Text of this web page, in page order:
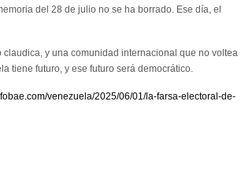
del 28 de julio no se ha borrado. Ese día, el
y una comunidad internacional que no voltea
tiene futuro, y ese futuro será democrático.
venezuela/2025/06/01/la-farsa-electoral-de-